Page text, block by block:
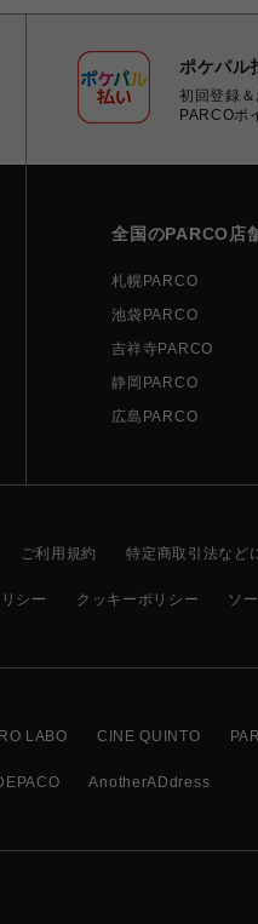
ポケパル
初回登録
PARCOポ
全国のPARCO店
札幌PARCO
池袋PARCO
吉祥寺PARCO
静岡PARCO
広島PARCO
ご利用規約 特定商取引法など
シー クッキーポリシー ソ
LABO CINE QUINTO
AnotherADdress